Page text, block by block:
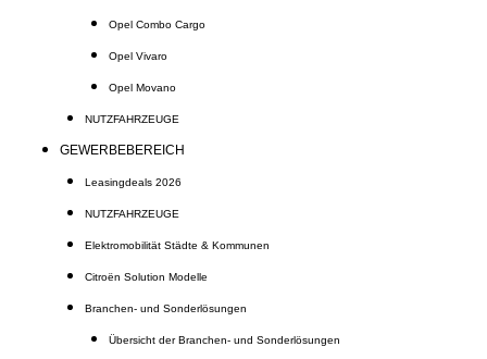
Opel Combo Cargo
Opel Vivaro
Opel Movano
NUTZFAHRZEUGE
GEWERBEBEREICH
Leasingdeals 2026
NUTZFAHRZEUGE
Elektromobilität Städte & Kommunen
Citroën Solution Modelle
Branchen- und Sonderlösungen
Übersicht der Branchen- und Sonderlösungen